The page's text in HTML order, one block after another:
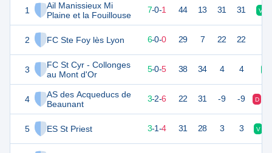
1
Ail Manissieux Mi
Plaine et la Fouillouse
2 FC Ste Foy lès Lyon
3
FC St Cyr - Collonges
au Mont d'Or
4
AS des Acqueducs de
Beaunant
5 ES St Priest
21 7-0-1 44 13 31 31 V
18 6-0-0 29 7 22 22
15 10 5-0-5 38 34 4 4
11 11 3-2-6 22 31 -9 -9 D
3-1-4 31 28 3 3 V